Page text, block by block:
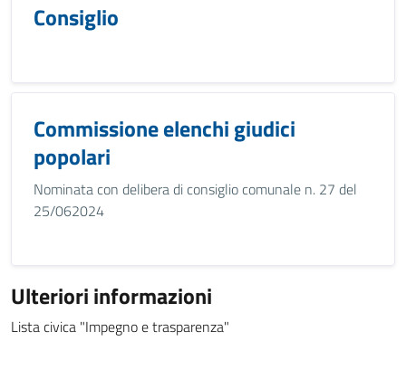
Consiglio
Commissione elenchi giudici
popolari
Nominata con delibera di consiglio comunale n. 27 del
25/062024
Ulteriori informazioni
Lista civica "Impegno e trasparenza"